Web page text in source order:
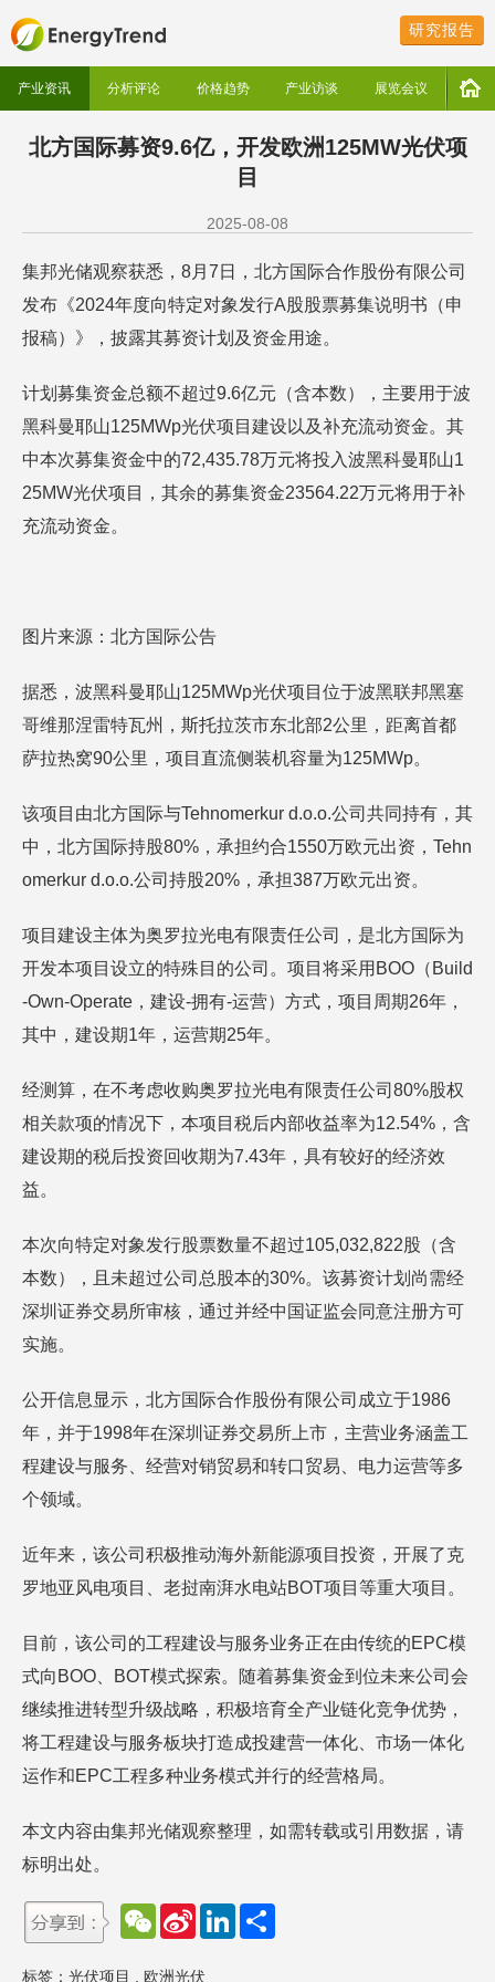
研究报告
产业资讯 分析评论 价格趋势 产业访谈 展览会议
北方国际募资9.6亿，开发欧洲125MW光伏项
目
2025-08-08
集邦光储观察获悉，8月7日，北方国际合作股份有限公司
发布《2024年度向特定对象发行A股股票募集说明书（申
报稿）》，披露其募资计划及资金用途。
计划募集资金总额不超过9.6亿元（含本数），主要用于波
黑科曼耶山125MWp光伏项目建设以及补充流动资金。其
中本次募集资金中的72,435.78万元将投入波黑科曼耶山1
25MW光伏项目，其余的募集资金23564.22万元将用于补
充流动资金。
图片来源：北方国际公告
据悉，波黑科曼耶山125MWp光伏项目位于波黑联邦黑塞
哥维那涅雷特瓦州，斯托拉茨市东北部2公里，距离首都
萨拉热窝90公里，项目直流侧装机容量为125MWp。
该项目由北方国际与Tehnomerkur d.o.o.公司共同持有，其
中，北方国际持股80%，承担约合1550万欧元出资，Tehn
omerkur d.o.o.公司持股20%，承担387万欧元出资。
项目建设主体为奥罗拉光电有限责任公司，是北方国际为
开发本项目设立的特殊目的公司。项目将采用BOO（Build
-Own-Operate，建设-拥有-运营）方式，项目周期26年，
其中，建设期1年，运营期25年。
经测算，在不考虑收购奥罗拉光电有限责任公司80%股权
相关款项的情况下，本项目税后内部收益率为12.54%，含
建设期的税后投资回收期为7.43年，具有较好的经济效
益。
本次向特定对象发行股票数量不超过105,032,822股（含
本数），且未超过公司总股本的30%。该募资计划尚需经
深圳证券交易所审核，通过并经中国证监会同意注册方可
实施。
公开信息显示，北方国际合作股份有限公司成立于1986
年，并于1998年在深圳证券交易所上市，主营业务涵盖工
程建设与服务、经营对销贸易和转口贸易、电力运营等多
个领域。
近年来，该公司积极推动海外新能源项目投资，开展了克
罗地亚风电项目、老挝南湃水电站BOT项目等重大项目。
目前，该公司的工程建设与服务业务正在由传统的EPC模
式向BOO、BOT模式探索。随着募集资金到位未来公司会
继续推进转型升级战略，积极培育全产业链化竞争优势，
将工程建设与服务板块打造成投建营一体化、市场一体化
运作和EPC工程多种业务模式并行的经营格局。
本文内容由集邦光储观察整理，如需转载或引用数据，请
标明出处。
W
e
S
L
标签： 光伏项目 欧洲光伏